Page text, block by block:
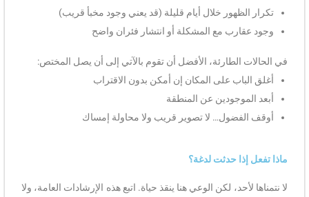
تكرار الظهور خلال أيام قليلة (قد يعني وجود مخبأ قريب)
وجود عقارب مع المشكلة أو انتشار فئران واضح
في الحالات الطارئة، الأفضل أن تقوم بالآتي إلى أن يصل المختص:
أغلق الباب على المكان إن أمكن بدون الاقتراب
أبعد الموجودين عن المنطقة
أوقف الفضول… لا تصوير قريب ولا محاولة إمساك
ماذا تفعل إذا حدثت لدغة؟
لا نتمناها لأحد، لكن الوعي هنا ينقذ حياة. اتبع هذه الإرشادات العامة، ولا